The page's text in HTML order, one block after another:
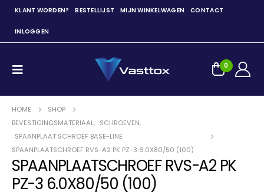
KLANT WORDEN? BESTELLIJST MIJN WINKELWAGEN CONTACT
INLOGGEN
0
HOME
SHOP
BEVESTIGINGSMATERIAAL, SCHROEVEN,
SPAANPLAAT SCHROEF BASE-LINE
SPAANPLAATSCHROEF RVS-A2 PK PZ-3 6.0X80/50 (100)
SPAANPLAATSCHROEF RVS-A2 PK
PZ-3 6.0X80/50 (100)